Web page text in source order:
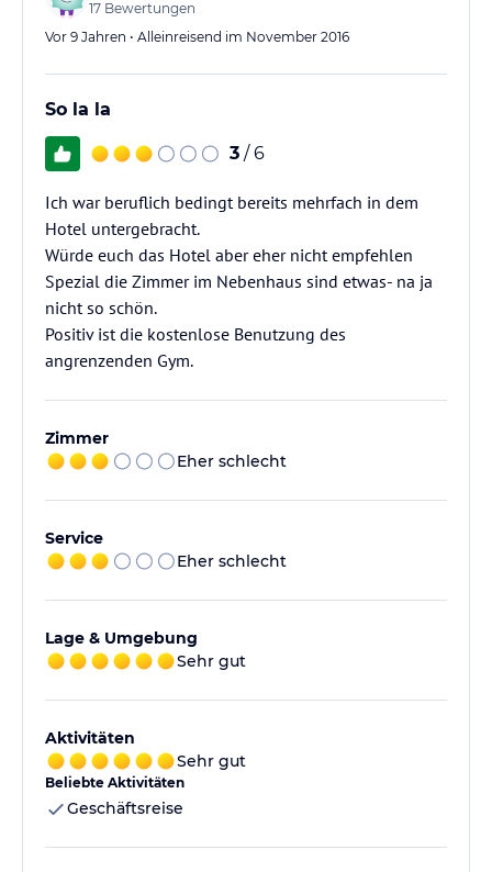
17 Bewertungen
Vor 9 Jahren • Alleinreisend im November 2016
So la la
3 / 6
Ich war beruflich bedingt bereits mehrfach in dem
Hotel untergebracht.
Würde euch das Hotel aber eher nicht empfehlen
Spezial die Zimmer im Nebenhaus sind etwas- na ja
nicht so schön.
Positiv ist die kostenlose Benutzung des
angrenzenden Gym.
Zimmer
Eher schlecht
Service
Eher schlecht
Lage & Umgebung
Sehr gut
Aktivitäten
Sehr gut
Beliebte Aktivitäten
Geschäftsreise